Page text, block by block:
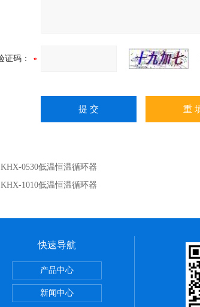
证码：
KHX-0530低温恒温循环器
KHX-1010低温恒温循环器
柜
快速导航
产品中心
新闻中心